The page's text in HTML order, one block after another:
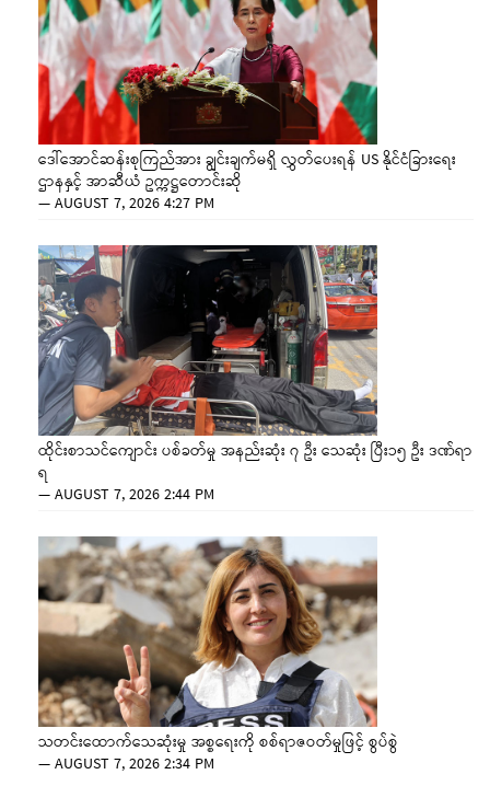
ဒေါ်အောင်ဆန်းစုကြည်အား ချွင်းချက်မရှိ လွှတ်ပေးရန် US နိုင်ငံခြားရေး
ဌာနနှင့် အာဆီယံ ဥက္ကဋ္ဌတောင်းဆို
—AUGUST 7, 2026 4:27 PM
ထိုင်းစာသင်ကျောင်း ပစ်ခတ်မှု အနည်းဆုံး ၇ ဦး သေဆုံး ပြီး၁၅ ဦး ဒဏ်ရာ
ရ
—AUGUST 7, 2026 2:44 PM
သတင်းထောက်သေဆုံးမှု အစ္စရေးကို စစ်ရာဇဝတ်မှုဖြင့် စွပ်စွဲ
—AUGUST 7, 2026 2:34 PM